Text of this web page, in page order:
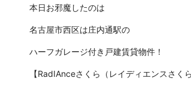
本日お邪魔したのは
名古屋市西区は庄内通駅の
ハーフガレージ付き戸建賃貸物件！
【RadIAnceさくら（レイディエンスさく